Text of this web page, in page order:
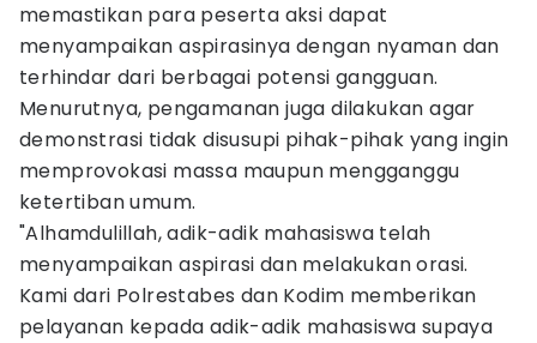
memastikan para peserta aksi dapat
menyampaikan aspirasinya dengan nyaman dan
terhindar dari berbagai potensi gangguan.
Menurutnya, pengamanan juga dilakukan agar
demonstrasi tidak disusupi pihak-pihak yang ingin
memprovokasi massa maupun mengganggu
ketertiban umum.
"Alhamdulillah, adik-adik mahasiswa telah
menyampaikan aspirasi dan melakukan orasi.
Kami dari Polrestabes dan Kodim memberikan
pelayanan kepada adik-adik mahasiswa supaya